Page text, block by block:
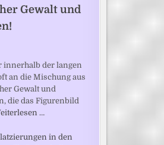
Gewalt und
innerhalb der langen
an die Mischung aus
Gewalt und
die das Figurenbild
…